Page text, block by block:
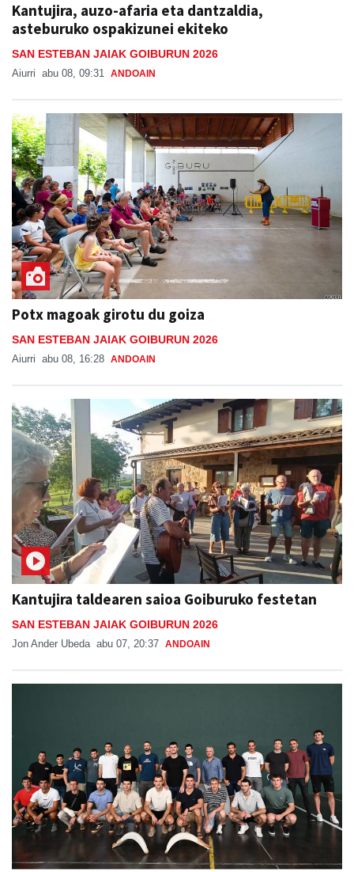
Kantujira, auzo-afaria eta dantzaldia,
asteburuko ospakizunei ekiteko
SAN ESTEBAN JAIAK GOIBURUN 2026
Aiurri abu 08, 09:31 ANDOAIN
Potx magoak girotu du goiza
SAN ESTEBAN JAIAK GOIBURUN 2026
Aiurri abu 08, 16:28 ANDOAIN
Kantujira taldearen saioa Goiburuko festetan
SAN ESTEBAN JAIAK GOIBURUN 2026
Jon Ander Ubeda abu 07, 20:37 ANDOAIN